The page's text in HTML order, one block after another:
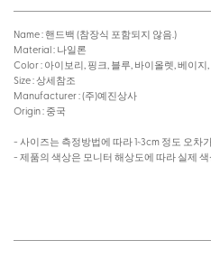
Name : 핸드백 (참장식 포함되지 않음.)
Material : 나일론
Color : 아이보리, 핑크, 블루, 바이올렛, 베이지
Size : 상세참조
Manufacturer : (주)예진상사
Origin : 중국
- 사이즈는 측정방법에 따라 1~3cm 정도 오차
- 제품의 색상은 모니터 해상도에 따라 실제